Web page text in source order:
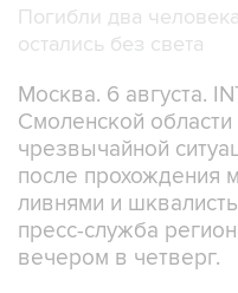
Погибли два
остались без света
Москва. 6 августа.
Смоленской
чрезвычайной
после прохождения
ливнями и
пресс-служба
вечером в четверг.